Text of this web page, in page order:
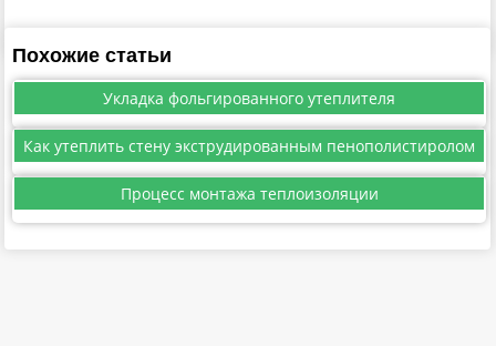
Похожие статьи
Укладка фольгированного утеплителя
Как утеплить стену экструдированным пенополистиролом
Процесс монтажа теплоизоляции